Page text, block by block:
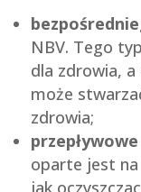
NBV. Tego
dla zdrowia,
może
zdrowia;
przepływowe
oparte jest
jak